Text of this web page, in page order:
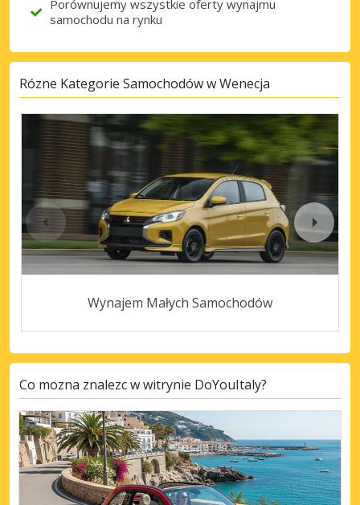
Porównujemy wszystkie oferty wynajmu
samochodu na rynku
Rózne Kategorie Samochodów w Wenecja
Wynajem Małych Samochodów
Co mozna znalezc w witrynie DoYouItaly?